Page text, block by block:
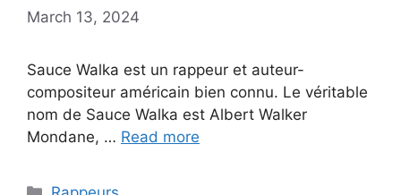
March 13, 2024
Sauce Walka est un rappeur et auteur-
compositeur américain bien connu. Le véritable
nom de Sauce Walka est Albert Walker
Mondane, … Read more
Categories